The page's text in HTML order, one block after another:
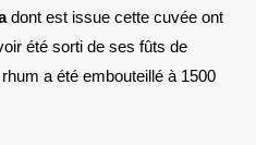
dont est issue cette cuvée ont
été sorti de ses fûts de
a été embouteillé à 1500